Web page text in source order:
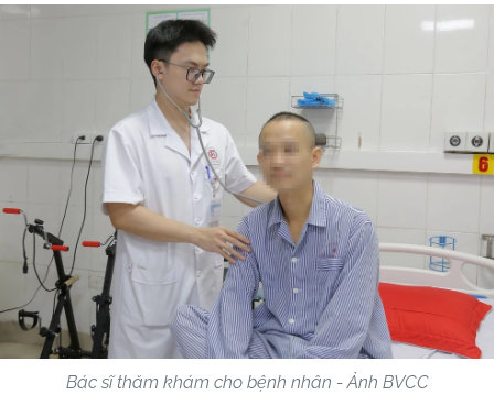
Bác sĩ thăm khám cho bệnh nhân - Ảnh BVCC